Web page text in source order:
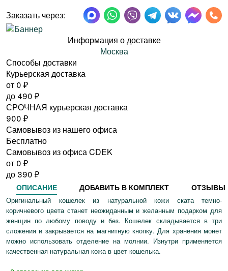
Заказать через:
Информация о доставке
Москва
Способы доставки
Курьерская доставка
от 0 ₽
до 490 ₽
СРОЧНАЯ курьерская доставка
900 ₽
Самовывоз из нашего офиса
Бесплатно
Самовывоз из офиса CDEK
от 0 ₽
до 390 ₽
ОПИСАНИЕ ДОБАВИТЬ В КОМПЛЕКТ ОТЗЫВЫ
Оригинальный кошелек из натуральной кожи ската темно-
коричневого цвета станет неожиданным и желанным подарком для
женщин по любому поводу и без. Кошелек складывается в три
сложения и закрывается на магнитную кнопку. Для хранения монет
можно использовать отделение на молнии. Изнутри применяется
качественная натуральная кожа в цвет кошелька.